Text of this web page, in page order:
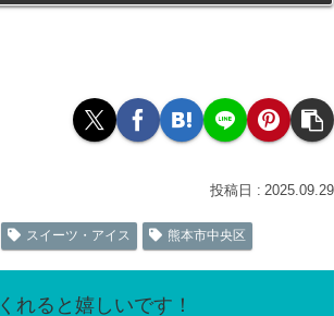
2025.09.29
スイーツ・アイス 熊本市中央区